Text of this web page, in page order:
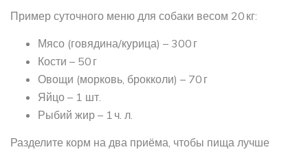
Пример суточного меню для собаки весом 20 кг:
Мясо (говядина/курица) – 300 г
Кости – 50 г
Овощи (морковь, брокколи) – 70 г
Яйцо – 1 шт.
Рыбий жир – 1 ч. л.
Разделите корм на два приёма, чтобы пища лучше